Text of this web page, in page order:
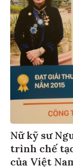
Nữ kỹ sư
trình chế
của Việt